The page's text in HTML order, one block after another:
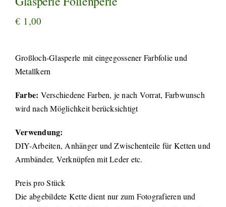
€ 1,00
Großloch-Glasperle mit eingegossener Farbfolie und
Metallkern
Farbe: Verschiedene Farben, je nach Vorrat, Farbwunsch
wird nach Möglichkeit berücksichtigt
Verwendung:
DIY-Arbeiten, Anhänger und Zwischenteile für Ketten und
Armbänder, Verknüpfen mit Leder etc.
Preis pro Stück
Die abgebildete Kette dient nur zum Fotografieren und